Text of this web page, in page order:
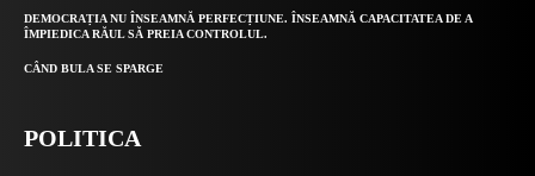
DEMOCRAȚIA NU ÎNSEAMNĂ PERFECȚIUNE. ÎNSEAMNĂ CAPACITATEA DE A
ÎMPIEDICA RĂUL SĂ PREIA CONTROLUL.
CÂND BULA SE SPARGE
POLITICA